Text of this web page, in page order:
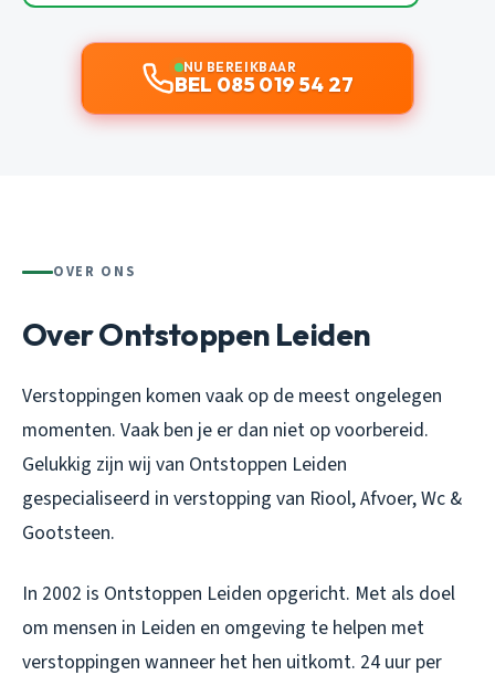
NU BEREIKBAAR
BEL 085 019 54 27
OVER ONS
Over Ontstoppen Leiden
Verstoppingen komen vaak op de meest ongelegen
momenten. Vaak ben je er dan niet op voorbereid.
Gelukkig zijn wij van Ontstoppen Leiden
gespecialiseerd in verstopping van Riool, Afvoer, Wc &
Gootsteen.
In 2002 is Ontstoppen Leiden opgericht. Met als doel
om mensen in Leiden en omgeving te helpen met
verstoppingen wanneer het hen uitkomt. 24 uur per